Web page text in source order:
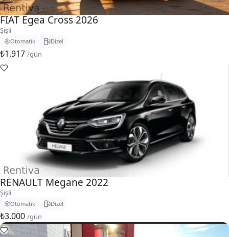
FIAT Egea Cross 2026
Şişli
Otomatik Dizel
₺1.917 /gün
RENAULT Megane 2022
Şişli
Otomatik Dizel
₺3.000 /gün